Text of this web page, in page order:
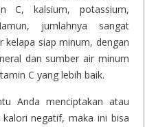
C, kalsium, potassium,
jumlahnya sangat
kelapa siap minum, dengan
dan sumber air minum
C yang lebih baik.
Anda menciptakan atau
negatif, maka ini bisa